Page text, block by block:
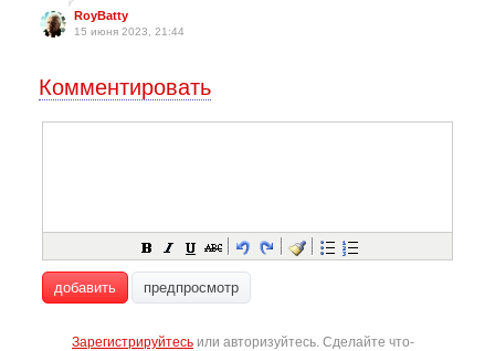
RoyBatty
15 июня 2023, 21:44
Комментировать
добавить предпросмотр
Зарегистрируйтесь или авторизуйтесь. Сделайте что-